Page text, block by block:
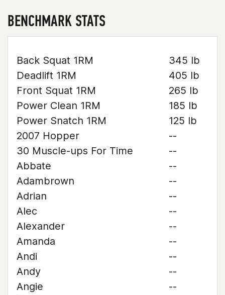
BENCHMARK STATS
Back Squat 1RM
345 lb
Deadlift 1RM
405 lb
Front Squat 1RM
265 lb
Power Clean 1RM
185 lb
Power Snatch 1RM
125 lb
2007 Hopper
--
30 Muscle-ups For Time
--
Abbate
--
Adambrown
--
Adrian
--
Alec
--
Alexander
--
Amanda
--
Andi
--
Andy
--
Angie
--